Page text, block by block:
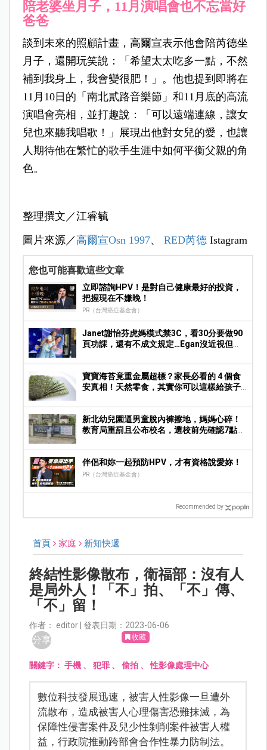
陪老婆坐月子，11月演唱會也不忘當好
爸爸
談到未來的照顧計畫，高爾宣表示他會陪芮德坐
月子，還開玩笑說：「希望太太吃多一點，不然
補到我身上，我會變很肥！」。他也提到即將在
11月10日的「南北貳路音樂節」和11月底的高流
演唱會亮相，並打趣說：「可以遠端連線，讓女
兒也來聽我唱歌！」展現出他對女兒的愛，也讓
人期待他在繁忙的歌手生涯中如何平衡父親的角
色。
整理撰文／江睿毓
圖片來源／ 高爾宣Osn 1997、 RED芮德Istagram
您也可能喜歡這些文章
立即諮詢HPV！是對自己健康最好的投資，
把握現在不嫌晚！
PR（台灣癌症基金會）
Janet謝怡芬虎媽模式禁3C，看30分要做90
頁功課，還有不成文規定…Egan沒近視但求
寶寶海苔竟重金屬超標？家長必看的 4 個食
安真相！天然零食，其實你可以這樣給孩子
新北幼兒園逼男童脫內褲擦地，媽媽心碎！
教育局重罰且公布校名，選校前先確認7點合
伴侶和妳一起預防HPV，才有資格說愛妳！
PR（台灣癌症基金會）
Recommended by
首頁 家庭 新知快遞
終結性影像散布，衛福部：沒有人
是局外人！「不」拍、「不」傳、
「不」留！
作者： editor | 發表日期：2023-06-06
分享 收藏
關鍵字：手機 、犯罪 、偷拍 、性影像處理中心
數位科技發展迅速，被害人性影像一旦遭外
流散布，造成被害人心理傷害恐難抹滅，為
保障性侵害案件及兒少性剝削案件被害人權
益，行政院推動跨部會合作性暴力防制法。